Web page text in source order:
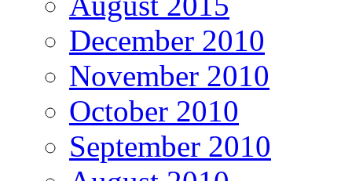
December 2010
November 2010
October 2010
September 2010